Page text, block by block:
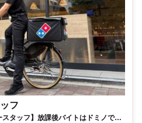
フ
スタッフ】放課後バイトはドミノで決